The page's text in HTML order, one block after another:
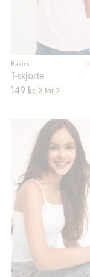
Basics
T-skjorte
149 kr. 3 for 2